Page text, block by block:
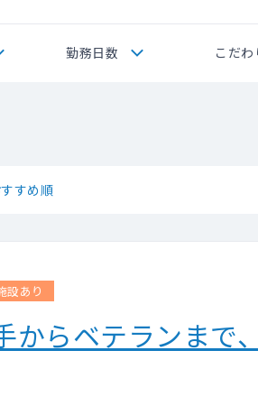
勤務日数 こだ
すめ順
設あり
らベテランまで